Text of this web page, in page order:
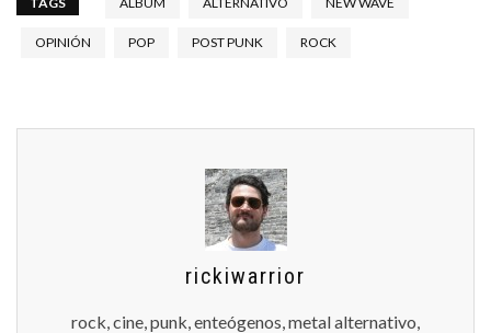
OPINIÓN POP POST PUNK ROCK
rickiwarrior
rock, cine, punk, enteógenos, metal alternativo,